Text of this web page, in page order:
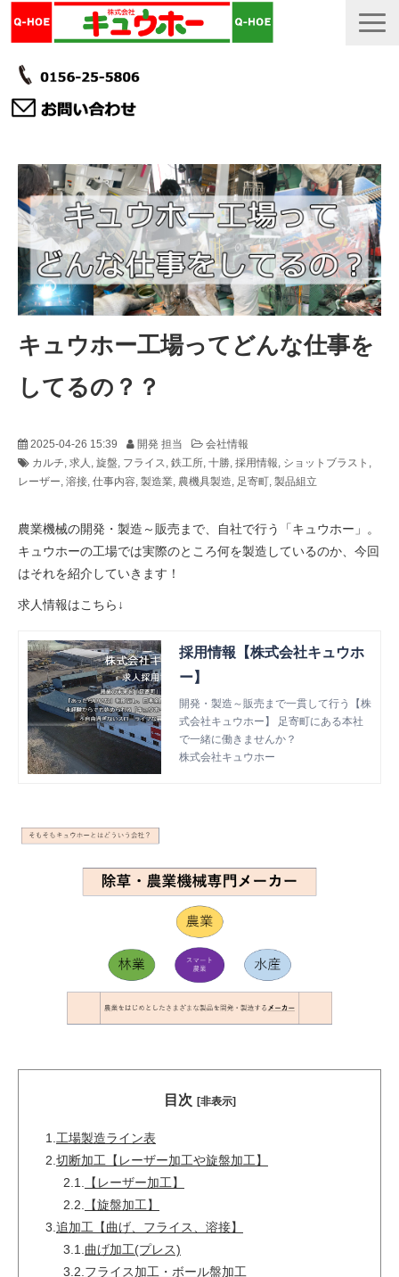
カタログ・冊子 DL
説明書
製品一覧
会社情報
採用情報
更新履歴
キュウホー工場ってどんな仕事を
してるの？？
2025-04-26 15:39 開発 担当
会社情報
カルチ 求人 旋盤 フライス 鉄工所 十勝 採用情報 ショットブラスト
レーザー 溶接 仕事内容 製造業 農機具製造 足寄町 製品組立
農業機械の開発・製造～販売まで、自社で行う「キュウホー」。
キュウホーの工場では実際のところ何を製造しているのか、今回
はそれを紹介していきます！
求人情報はこちら↓
採用情報【株式会社キュウホ
ー】
開発・製造～販売まで一貫して行う【株
式会社キュウホー】 足寄町にある本社
で一緒に働きませんか？
株式会社キュウホー
目次 [非表示]
1. 工場製造ライン表
2. 切断加工【レーザー加工や旋盤加工】
2.1.
【レーザー加工】
2.2.
【旋盤加工】
3. 追加工【曲げ、フライス、溶接】
3.1. 曲げ加工(プレス)
3.2. フライス加工・ボール盤加工